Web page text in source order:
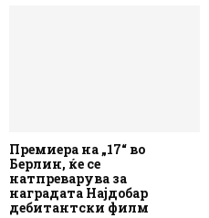
Премиера на „17“ во
Берлин, ќе се
натпреварува за
наградата Најдобар
дебитантски филм